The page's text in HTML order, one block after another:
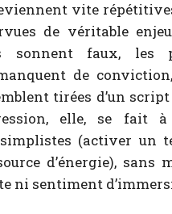
vite
de véritable
sonnent faux, les
de
tirées d’un
elle, se fait
(activer un
d’énergie), sans
ni sentiment